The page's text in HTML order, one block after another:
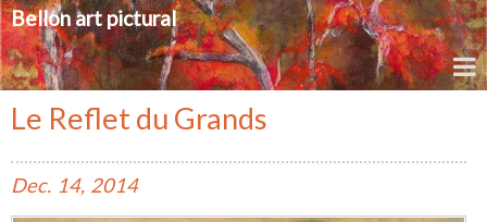
Bellon art pictural
Le Reflet du Grands
Dec. 14, 2014